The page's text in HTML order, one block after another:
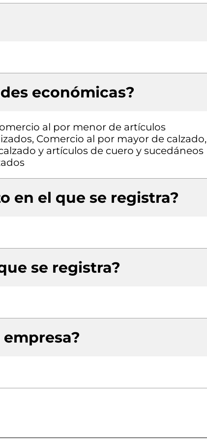
económicas?
al por menor de artículos
Comercio al por mayor de calzado,
y artículos de cuero y sucedáneos
en el que se registra?
se registra?